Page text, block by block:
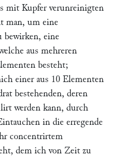
mit Kupfer verunreinigten
man, um eine
bewirken, eine
aus mehreren
besteht;
einer aus 10 Elementen
bestehenden, deren
werden kann, durch
in die erregende
concentrirtem
dem ich von Zeit zu